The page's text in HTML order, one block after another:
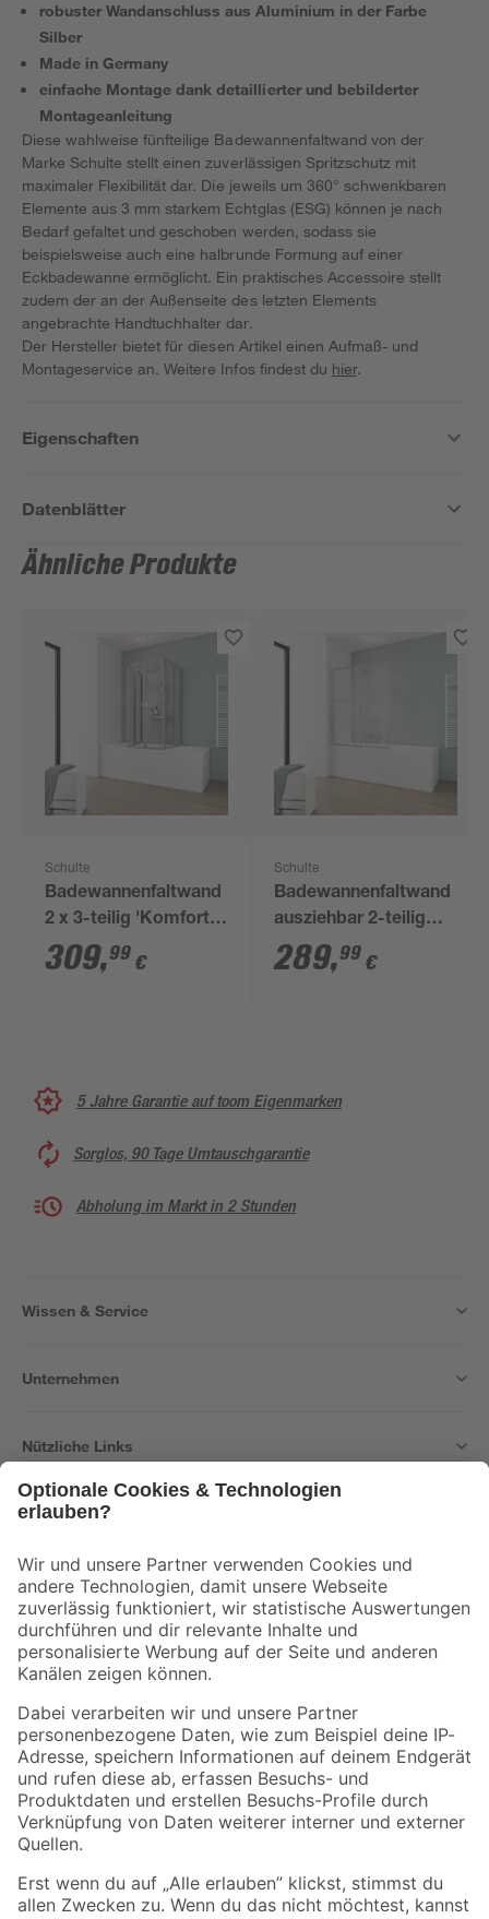
robuster Wandanschluss aus Aluminium in der Farbe
Silber
Made in Germany
einfache Montage dank detaillierter und bebilderter
Montageanleitung
Diese wahlweise fünfteilige Badewannenfaltwand von der
Marke Schulte stellt einen zuverlässigen Spritzschutz mit
maximaler Flexibilität dar. Die jeweils um 360° schwenkbaren
Elemente aus 3 mm starkem Echtglas (ESG) können je nach
Bedarf gefaltet und geschoben werden, sodass sie
beispielsweise auch eine halbrunde Formung auf einer
Eckbadewanne ermöglicht. Ein praktisches Accessoire stellt
zudem der an der Außenseite des letzten Elements
angebrachte Handtuchhalter dar.
Der Hersteller bietet für diesen Artikel einen Aufmaß- und
Montageservice an. Weitere Infos findest du hier.
Eigenschaften
Datenblätter
Ähnliche Produkte
Schulte
Badewannenfaltwand
2 x 3-teilig 'Komfort'
Kunstglas, Alu-Natur
2 x 104 x 140 cm
309,99 €
Schulte
Badewannenfaltwand
ausziehbar 2-teilig
'Komfort' Echtglas
Dekor Querstreifen,
289,99 €
5 Jahre Garantie auf toom Eigenmarken
Sorglos, 90 Tage Umtauschgarantie
Abholung im Markt in 2 Stunden
Wissen & Service
Unternehmen
Nützliche Links
Der toom Newsletter: Keine Angebote und Aktionen mehr verpassen!
Zur Newsletter Anmeldung
Folge uns
Zahlungsarten Versandarten
Sicher einkaufen